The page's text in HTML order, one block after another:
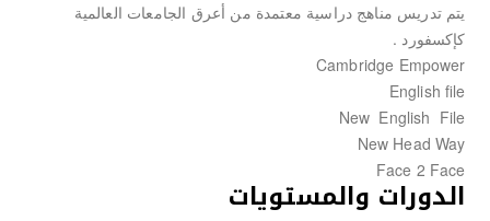
يتم تدريس مناهج دراسية معتمدة من أعرق الجامعات العالمية
كإكسفورد .
Cambridge Empower
English file
New English File
New Head Way
Face 2 Face
الدورات والمستويات